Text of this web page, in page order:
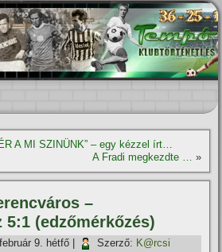
A MI SZINÜNK” – egy kézzel í­rt…
A Fradi megkezdte … »
–
5:1 (edzőmérkőzés)
9. hétfő Szerző: K@rcsi